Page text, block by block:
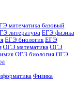
математика базовый
литература ЕГЭ физика
ЕГЭ биология ЕГЭ
ОГЭ математика ОГЭ
ОГЭ биология ОГЭ
Физика